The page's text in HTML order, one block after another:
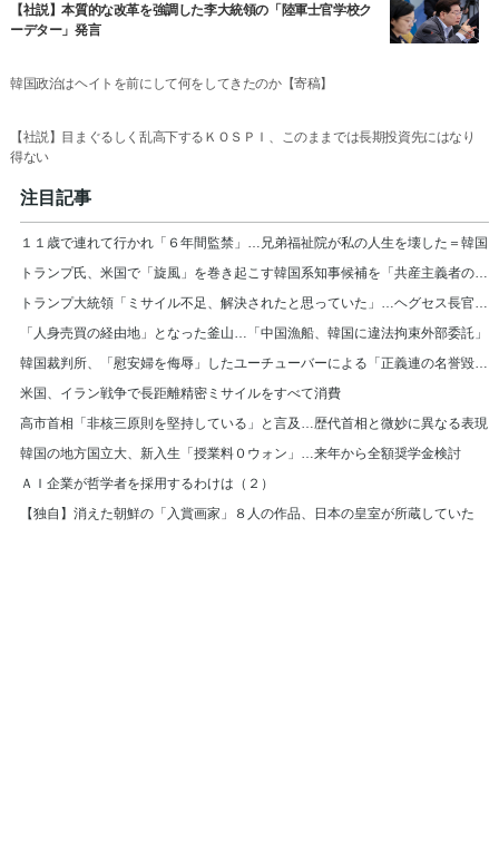
【社説】本質的な改革を強調した李大統領の「陸軍士官学校ク
ーデター」発言
韓国政治はヘイトを前にして何をしてきたのか【寄稿】
【社説】目まぐるしく乱高下するＫＯＳＰＩ、このままでは長期投資先にはなり
得ない
注目記事
１１歳で連れて行かれ「６年間監禁」…兄弟福祉院が私の人生を壊した＝韓国
トランプ氏、米国で「旋風」を巻き起こす韓国系知事候補を「共産主義者の狂人」と非難
「人身売買の経由地」となった釜山…「中国漁船、韓国に違法拘束外部委託」
韓国裁判所、「慰安婦を侮辱」したユーチューバーによる「正義連の名誉毀損」認める
米国、イラン戦争で長距離精密ミサイルをすべて消費
高市首相「非核三原則を堅持している」と言及…歴代首相と微妙に異なる表現
韓国の地方国立大、新入生「授業料０ウォン」…来年から全額奨学金検討
ＡＩ企業が哲学者を採用するわけは（２）
【独自】消えた朝鮮の「入賞画家」８人の作品、日本の皇室が所蔵していた